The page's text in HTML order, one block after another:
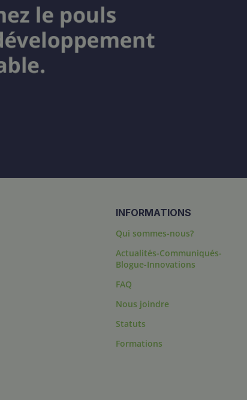
INFORMATIONS
Qui sommes-nous?
Actualités-Communiqués-
Blogue-Innovations
FAQ
Nous joindre
Statuts
Formations